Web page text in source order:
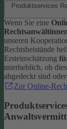
Produktservices
Wenn Sie eine
unseren
Rechtsbeistände
Ersteinschätzung
unerheblich, ob
abgedeckt sind
Zur Online-